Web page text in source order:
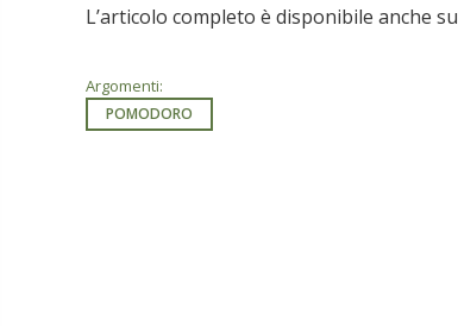
L’articolo completo è disponibile anche su
Argomenti:
POMODORO